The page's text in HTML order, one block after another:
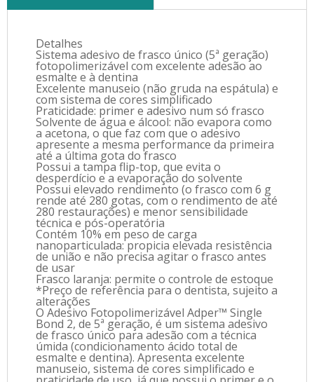
Detalhes
Sistema adesivo de frasco único (5ª geração)
fotopolimerizável com excelente adesão ao
esmalte e à dentina
Excelente manuseio (não gruda na espátula) e
com sistema de cores simplificado
Praticidade: primer e adesivo num só frasco
Solvente de água e álcool: não evapora como
a acetona, o que faz com que o adesivo
apresente a mesma performance da primeira
até a última gota do frasco
Possui a tampa flip-top, que evita o
desperdício e a evaporação do solvente
Possui elevado rendimento (o frasco com 6 g
rende até 280 gotas, com o rendimento de até
280 restaurações) e menor sensibilidade
técnica e pós-operatória
Contém 10% em peso de carga
nanoparticulada: propicia elevada resistência
de união e não precisa agitar o frasco antes
de usar
Frasco laranja: permite o controle de estoque
*Preço de referência para o dentista, sujeito a
alterações
O Adesivo Fotopolimerizável Adper™ Single
Bond 2, de 5ª geração, é um sistema adesivo
de frasco único para adesão com a técnica
úmida (condicionamento ácido total de
esmalte e dentina). Apresenta excelente
manuseio, sistema de cores simplificado e